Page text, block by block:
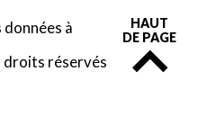
à
droits réservés
HAUT
DE PAGE